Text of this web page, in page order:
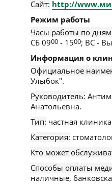
Сайт: http://
Режим работы
Часы работы по
СБ 0900 - 1500; ВС -
Информация о
Официальное
Улыбок".
Руководитель:
Анатольевна.
Тип: частная
Категория:
Кто может
Способы оплаты
наличные,